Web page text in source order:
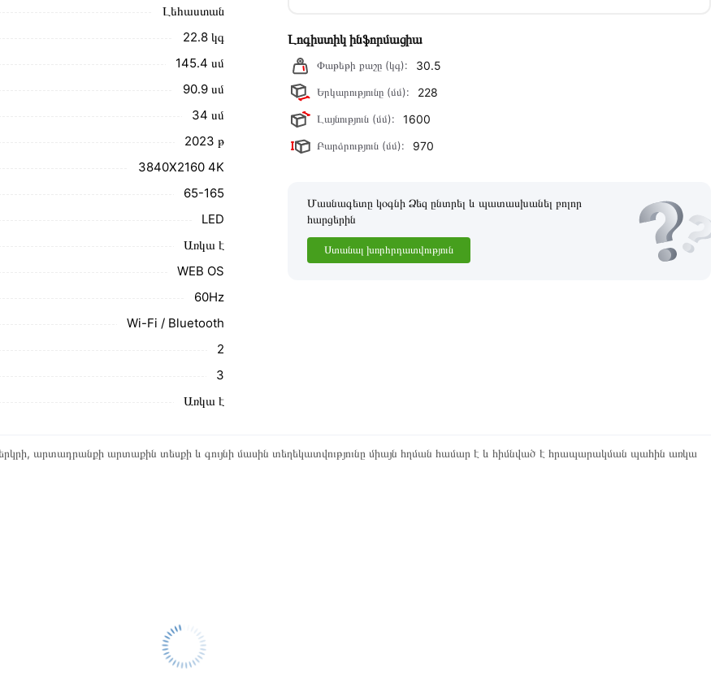
հետ՝ համաձայնեցնելու առաքման
Լեհաստան
22․8 կգ
145․4 սմ
90․9 սմ
34 սմ
2023 թ
3840X2160 4K
65-165
LED
Առկա է
WEB OS
60Hz
Wi-Fi / Bluetooth
2
3
Առկա է
Լոգիստիկ ինֆորմացիա
Փաթեթի քաշը (կգ): 30.5
Երկարությունը (մմ): 228
Լայնություն (մմ): 1600
Բարձրություն (մմ): 970
Մասնագետը կօգնի Ձեզ ընտրել և պատասխանել բոլոր
հարցերին
Ստանալ խորհրդատվություն
արտադրանքի արտաքին տեսքի և գույնի մասին տեղեկատվությունը միայն հղման համար է և հիմնված է հրապարակման պահին առկա